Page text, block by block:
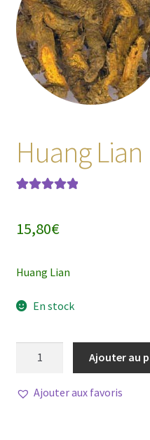
Huang Lian
notation
15,80€
Huang Lian
En stock
Lian
Ajouter au
Ajouter aux favoris